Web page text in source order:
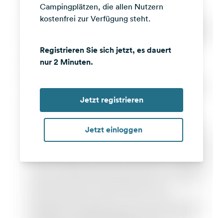
Campingplätzen, die allen Nutzern
kostenfrei zur Verfügung steht.
Registrieren Sie sich jetzt, es dauert
nur 2 Minuten.
Jetzt registrieren
Jetzt einloggen